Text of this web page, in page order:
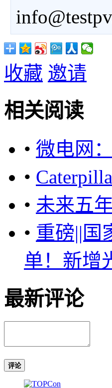
收藏 邀请
相关阅读
• 微电网
•
• 未来五
• 重磅||国
单！新增
最新评论
评论